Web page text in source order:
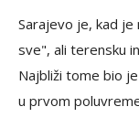
Sarajevo je, kad je
sve", ali terensku
Najbliži tome bio
u prvom